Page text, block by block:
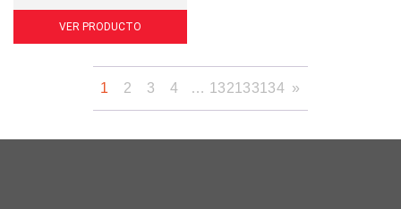
VER PRODUCTO
1 2 3 4 … 132133134 »